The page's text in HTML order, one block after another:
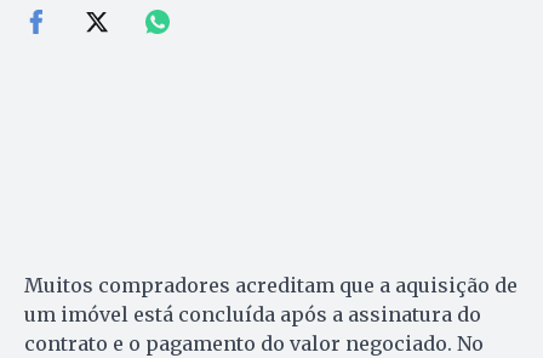
Muitos compradores acreditam que a aquisição de
um imóvel está concluída após a assinatura do
contrato e o pagamento do valor negociado. No